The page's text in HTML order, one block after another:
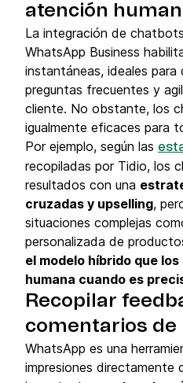
atención
La integración de
WhatsApp Business
instantáneas, ideales para
preguntas frecuentes y
cliente. No obstante, los
igualmente eficaces para
Por ejemplo, según las
recopiladas por Tidio, los
resultados con una
cruzadas y upselling,
situaciones complejas
personalizada de
el modelo híbrido que
humana cuando es
Recopilar
comentarios de
WhatsApp es una
impresiones directamente